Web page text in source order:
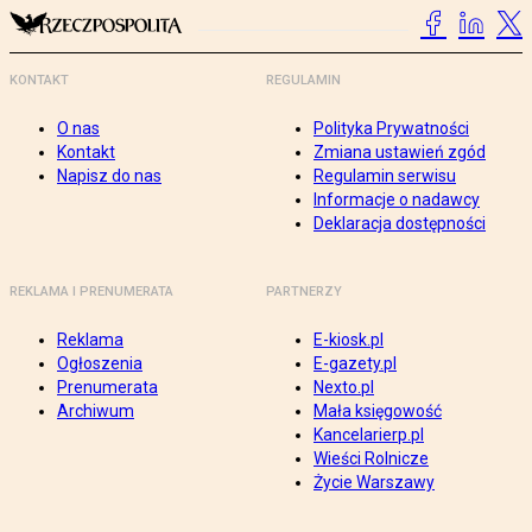
KONTAKT
O nas
Kontakt
Napisz do nas
REGULAMIN
Polityka Prywatności
Zmiana ustawień zgód
Regulamin serwisu
Informacje o nadawcy
Deklaracja dostępności
REKLAMA I PRENUMERATA
Reklama
Ogłoszenia
Prenumerata
Archiwum
PARTNERZY
E-kiosk.pl
E-gazety.pl
Nexto.pl
Mała księgowość
Kancelarierp.pl
Wieści Rolnicze
Życie Warszawy